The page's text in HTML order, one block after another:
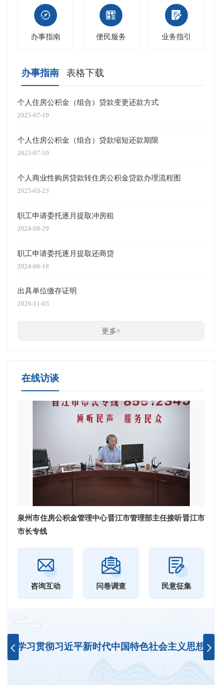
办事指南 便民服务 业务指引
办事指南 表格下载
个人住房公积金（组合）贷款变更还款方式
2025-07-10
个人住房公积金（组合）贷款缩短还款期限
2025-07-10
个人商业性购房贷款转住房公积金贷款办理流程图
2025-03-23
职工申请委托逐月提取冲房租
2024-08-29
职工申请委托逐月提取还商贷
2024-06-18
出具单位缴存证明
2020-11-03
更多>
在线访谈
泉州市住房公积金管理中心晋江市管理部主任接听晋江市
市长专线
咨询互动 问卷调查 民意征集
学习贯彻习近平新时代中国特色社会主义思想